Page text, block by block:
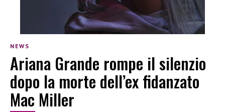
NEWS
Ariana Grande rompe il silenzio
dopo la morte dell’ex fidanzato
Mac Miller